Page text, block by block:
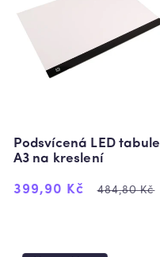
Podsvícená LED tabule
A3 na kreslení
Výprodejová
399,90 Kč
Běžná
484,80 Kč